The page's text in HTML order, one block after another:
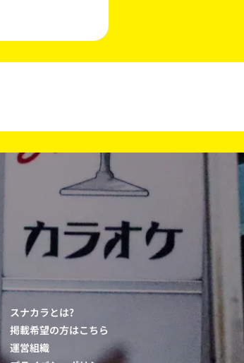
スナカラとは?
掲載希望の方はこちら
運営組織